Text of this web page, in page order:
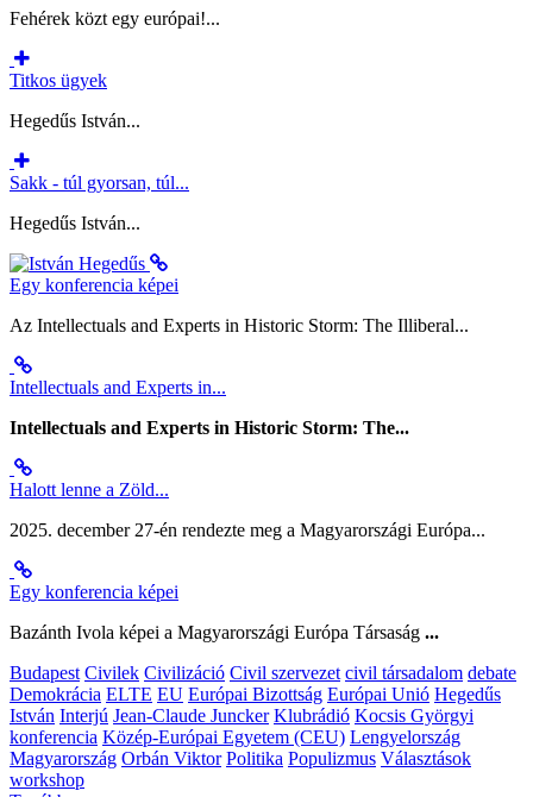
Fehérek közt egy európai!...
Titkos ügyek
Hegedűs István...
Sakk - túl gyorsan, túl...
Hegedűs István...
Egy konferencia képei
Az Intellectuals and Experts in Historic Storm: The Illiberal...
Intellectuals and Experts in...
Intellectuals and Experts in Historic Storm: The...
Halott lenne a Zöld...
2025. december 27-én rendezte meg a Magyarországi Európa...
Egy konferencia képei
Bazánth Ivola képei a Magyarországi Európa Társaság ...
Budapest Civilek Civilizáció Civil szervezet civil társadalom debate
Demokrácia ELTE EU Európai Bizottság Európai Unió Hegedűs
István Interjú Jean-Claude Juncker Klubrádió Kocsis Györgyi
konferencia Közép-Európai Egyetem (CEU) Lengyelország
Magyarország Orbán Viktor Politika Populizmus Választások
workshop